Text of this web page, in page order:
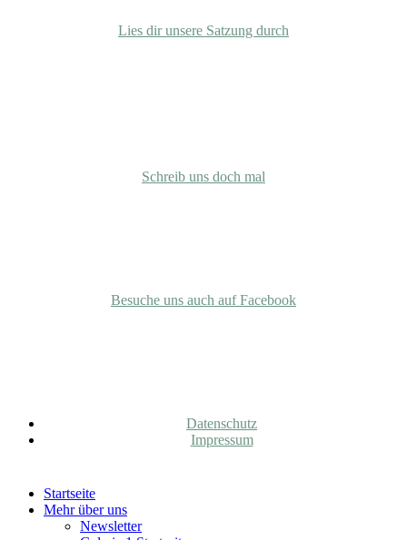
Lies dir unsere Satzung durch
Schreib uns doch mal
Besuche uns auch auf Facebook
Datenschutz
Impressum
Close
Menu
Startseite
Mehr über uns
Newsletter